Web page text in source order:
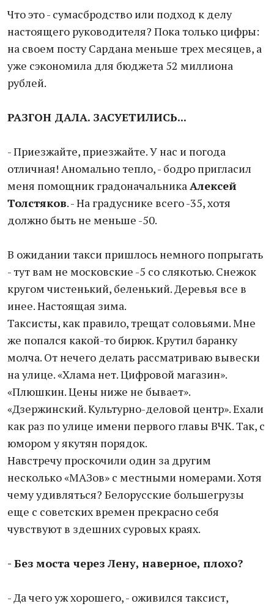
Что это - сумасбродство или подход к делу
настоящего руководителя? Пока только цифры:
на своем посту Сардана меньше трех месяцев, а
уже сэкономила для бюджета 52 миллиона
рублей.
РАЗГОН ДАЛА. ЗАСУЕТИЛИСЬ...
- Приезжайте, приезжайте. У нас и погода
отличная! Аномально тепло, - бодро пригласил
меня помощник градоначальникаАлексей
Толстяков. - На градуснике всего -35, хотя
должно быть не меньше -50.
В ожидании такси пришлось немного попрыгать
- тут вам не московские -5 со слякотью. Снежок
кругом чистенький, беленький. Деревья все в
инее. Настоящая зима.
Таксисты, как правило, трещат соловьями. Мне
же попался какой-то бирюк. Крутил баранку
молча. От нечего делать рассматриваю вывески
на улице. «Хлама нет. Цифровой магазин».
«Плюшкин. Цены ниже не бывает».
«Дзержинский. Культурно-деловой центр». Ехали
как раз по улице имени первого главы ВЧК. Так, с
юмором у якутян порядок.
Навстречу проскочили один за другим
несколько «МАЗов» с местными номерами. Хотя
чему удивляться? Белорусские большегрузы
еще с советских времен прекрасно себя
чувствуют в здешних суровых краях.
- Без моста через Лену, наверное, плохо?
- Да чего уж хорошего, - оживился таксист,